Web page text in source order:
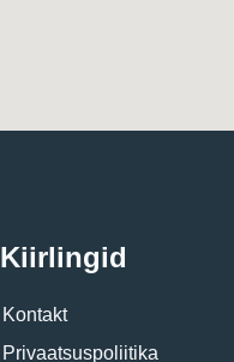
Kiirlingid
Kontakt
Privaatsuspoliitika